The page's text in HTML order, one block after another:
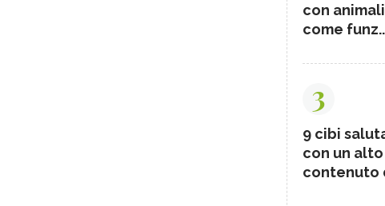
con
come
3
9 cibi
con un alto
contenuto